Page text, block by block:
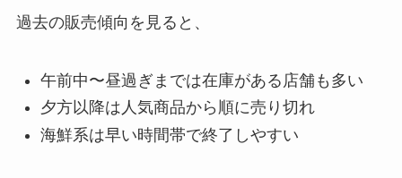
過去の販売傾向を見ると、
午前中〜昼過ぎまでは在庫がある店舗も多い
夕方以降は人気商品から順に売り切れ
海鮮系は早い時間帯で終了しやすい